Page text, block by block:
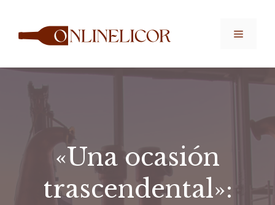
contenido
Menú
«Una ocasión
trascendental»: